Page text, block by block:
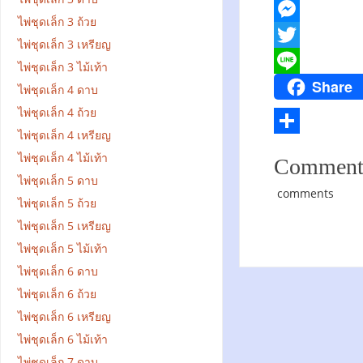
F
a
c
b
o
o
k
M
e
s
e
n
g
T
i
t
t
e
i
n
e
Share
h
acomments
ไพ่ชุดเล็ก 3 ถ้วย
ไพ่ชุดเล็ก 3 เหรียญ
ไพ่ชุดเล็ก 3 ไม้เท้า
ไพ่ชุดเล็ก 4 ดาบ
ไพ่ชุดเล็ก 4 ถ้วย
ไพ่ชุดเล็ก 4 เหรียญ
ไพ่ชุดเล็ก 4 ไม้เท้า
ไพ่ชุดเล็ก 5 ดาบ
ไพ่ชุดเล็ก 5 ถ้วย
ไพ่ชุดเล็ก 5 เหรียญ
ไพ่ชุดเล็ก 5 ไม้เท้า
ไพ่ชุดเล็ก 6 ดาบ
ไพ่ชุดเล็ก 6 ถ้วย
ไพ่ชุดเล็ก 6 เหรียญ
ไพ่ชุดเล็ก 6 ไม้เท้า